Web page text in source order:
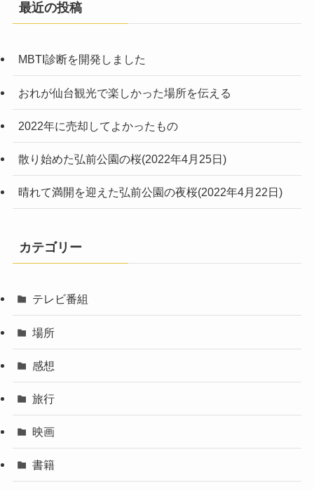
最近の投稿
MBTI診断を開発しました
おれが仙台観光で楽しかった場所を伝える
2022年に売却してよかったもの
散り始めた弘前公園の桜(2022年4月25日)
晴れて満開を迎えた弘前公園の夜桜(2022年4月22日)
カテゴリー
テレビ番組
場所
感想
旅行
映画
書籍